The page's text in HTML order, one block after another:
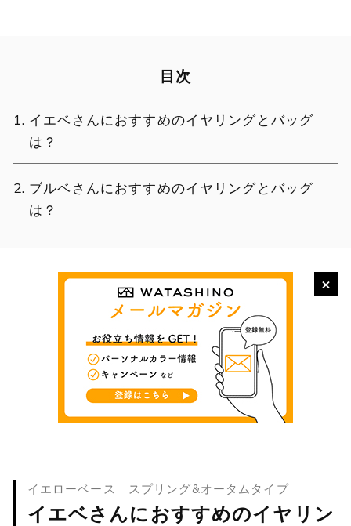
目次
イエベさんにおすすめのイヤリングとバッグ
は？
ブルベさんにおすすめのイヤリングとバッグ
は？
×
イエローベース スプリング&オータムタイプ
イエベさんにおすすめのイヤリン